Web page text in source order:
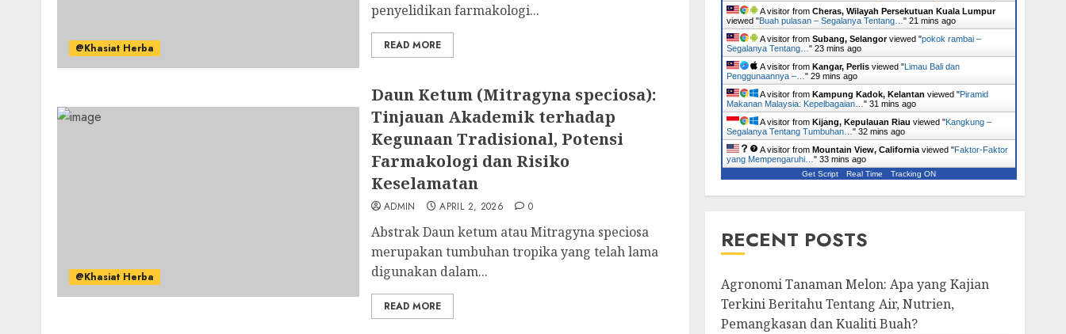
@Khasiat Herba
penyelidikan farmakologi...
READ MORE
@Khasiat Herba
Daun Ketum (Mitragyna speciosa):
Tinjauan Akademik terhadap
Kegunaan Tradisional, Potensi
Farmakologi dan Risiko
Keselamatan
ADMIN APRIL 2, 2026 0
Abstrak Daun ketum atau Mitragyna speciosa
merupakan tumbuhan tropika yang telah lama
digunakan dalam...
READ MORE
A visitor from Cheras, Wilayah Persekutuan Kuala Lumpur
viewed "Buah pulasan – Segalanya Tentang… " 21 mins ago
A visitor from Subang, Selangorviewed "pokok rambai –
Segalanya Tentang… " 23 mins ago
A visitor from Kangar, Perlisviewed "Limau Bali dan
Penggunaannya –… " 29 mins ago
A visitor from Kampung Kadok, Kelantan viewed "Piramid
Makanan Malaysia: Kepelbagaian… " 31 mins ago
A visitor from Kijang, Kepulauan Riau viewed "Kangkung –
Segalanya Tentang Tumbuhan… " 32 mins ago
A visitor from Mountain View, Californiaviewed "Faktor-Faktor
yang Mempengaruhi… " 33 mins ago
Get Script Real Time Tracking ON
RECENT POSTS
Agronomi Tanaman Melon: Apa yang Kajian
Terkini Beritahu Tentang Air, Nutrien,
Pemangkasan dan Kualiti Buah?